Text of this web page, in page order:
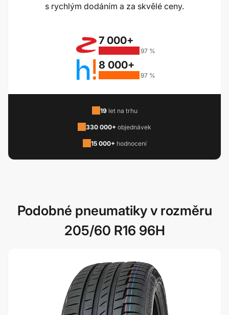
s rychlým dodáním a za skvělé ceny.
7 000+
97 %
8 000+
97 %
19let na trhu
330 000+ objednávek
15 000+ hodnocení
Podobné pneumatiky v rozměru
205/60 R16 96H